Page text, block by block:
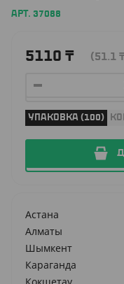
АРТ. 37088
5110 ₸ (51.1
УПАКОВКА (100)
Астана
Алматы
Шымкент
Караганда
Кокшетау